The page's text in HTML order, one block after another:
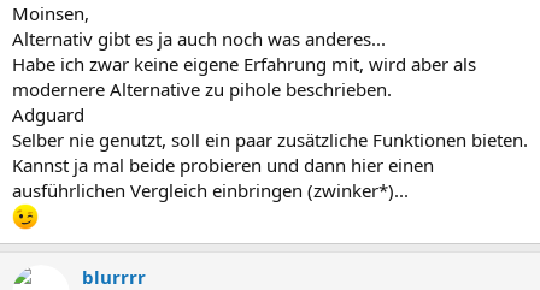
:
Moinsen,
Alternativ gibt es ja auch noch was anderes...
Habe ich zwar keine eigene Erfahrung mit, wird aber als
modernere Alternative zu pihole beschrieben.
Adguard
Selber nie genutzt, soll ein paar zusätzliche Funktionen bieten.
Kannst ja mal beide probieren und dann hier einen
ausführlichen Vergleich einbringen (zwinker*)...
blurrrr